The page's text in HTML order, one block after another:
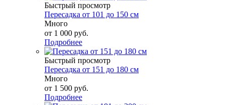
Быстрый просмотр
Пересадка от 101 до 150 см
Много
от 1 000 руб.
Подробнее
Быстрый просмотр
Пересадка от 151 до 180 см
Много
от 1 500 руб.
Подробнее